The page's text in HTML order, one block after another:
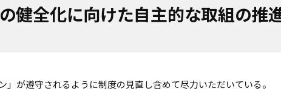
健全化に向けた自主的な取組の推
」が遵守されるように制度の見直し含めて尽力いただいている。